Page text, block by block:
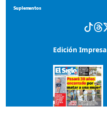
Suplementos
Edición Impresa